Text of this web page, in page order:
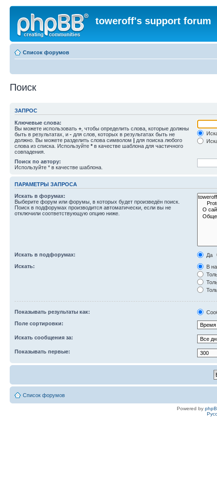
toweroff's support forum
Список форумов
Поиск
ЗАПРОС
Ключевые слова:
Вы можете использовать + , чтобы определить слова, которые должны
быть в результатах, и - для слов, которых в результатах быть не
должно. Вы можете разделить слова символом | для поиска любого
слова из списка. Используйте * в качестве шаблона для частичного
совпадения.
Поиск по автору:
Используйте * в качестве шаблона.
ПАРАМЕТРЫ ЗАПРОСА
Искать в форумах:
Выберите форум или форумы, в которых будет произведён поиск.
Поиск в подфорумах производится автоматически, если вы не
отключили соответствующую опцию ниже.
Искать в подфорумах:
Да
Искать:
В
Показывать результаты как:
Поле сортировки:
Искать сообщения за:
Показывать первые:
Список форумов
Powered by